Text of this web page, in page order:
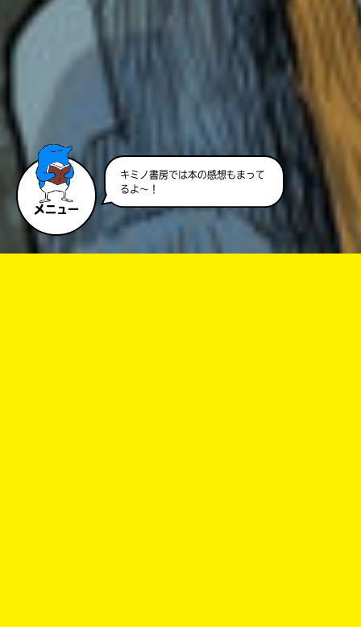
メニュー
キミノ書房では本の感想もまって
るよ～！